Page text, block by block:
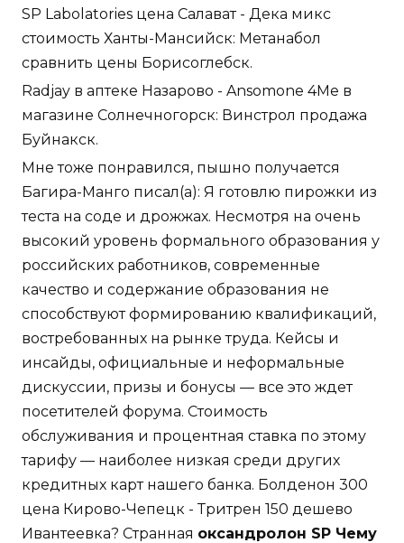
SP Labolatories цена Салават - Дека микс
стоимость Ханты-Мансийск: Метанабол
сравнить цены Борисоглебск.
Radjay в аптеке Назарово - Ansomone 4Me в
магазине Солнечногорск: Винстрол продажа
Буйнакск.
Мне тоже понравился, пышно получается
Багира-Манго писал(а): Я готовлю пирожки из
теста на соде и дрожжах. Несмотря на очень
высокий уровень формального образования у
российских работников, современные
качество и содержание образования не
способствуют формированию квалификаций,
востребованных на рынке труда. Кейсы и
инсайды, официальные и неформальные
дискуссии, призы и бонусы — все это ждет
посетителей форума. Стоимость
обслуживания и процентная ставка по этому
тарифу — наиболее низкая среди других
кредитных карт нашего банка. Болденон 300
цена Кирово-Чепецк - Тритрен 150 дешево
Ивантеевка? Странная оксандролон SP Чему